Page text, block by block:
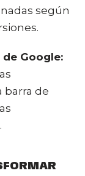
según
Google:
barra de